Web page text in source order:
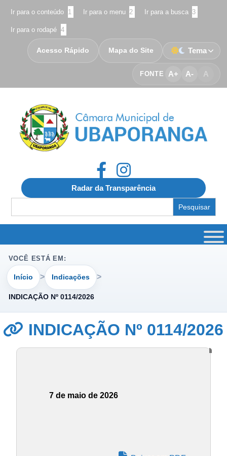
Ir para o conteúdo 1 Ir para o menu 2 Ir para a busca 3
Ir para o rodapé 4
FONTE A+ A- A
Acesso Rápido Mapa do Site Tema
Radar da Transparência
for:
VOCÊ ESTÁ EM:
Início Indicações
INDICAÇÃO Nº 0114/2026
INDICAÇÃO Nº 0114/2026
7 de maio de 2026